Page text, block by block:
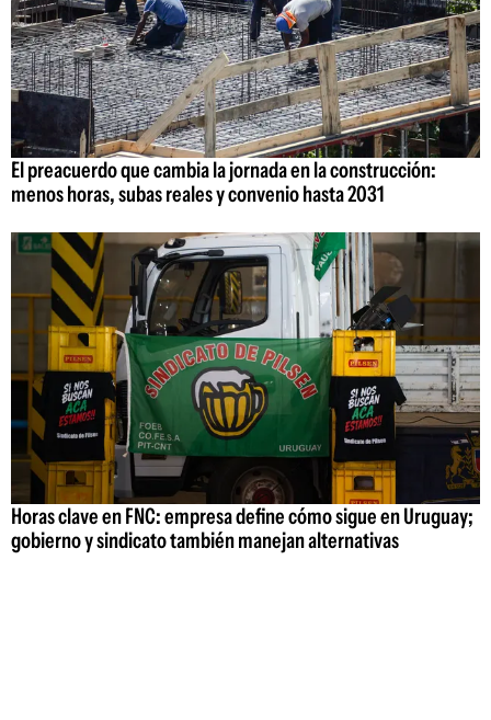
El preacuerdo que cambia la jornada en la construcción:
menos horas, subas reales y convenio hasta 2031
Horas clave en FNC: empresa define cómo sigue en Uruguay;
gobierno y sindicato también manejan alternativas